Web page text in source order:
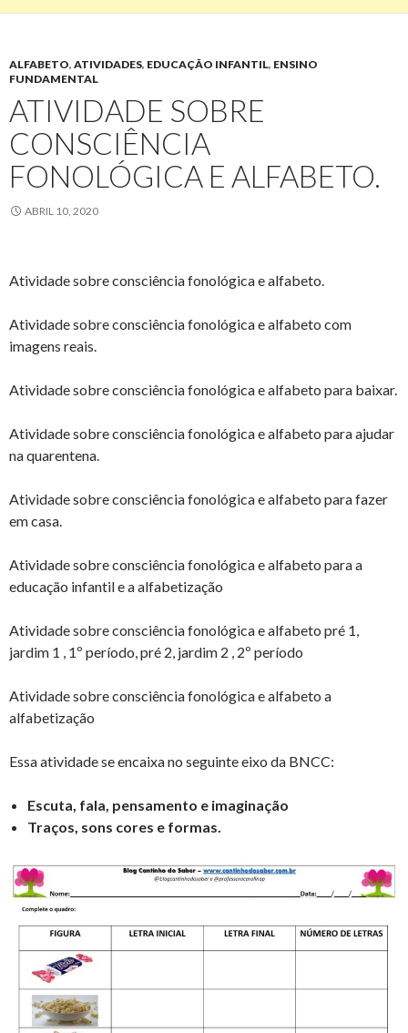
ALFABETO, ATIVIDADES, EDUCAÇÃO INFANTIL, ENSINO
FUNDAMENTAL
ATIVIDADE SOBRE
CONSCIÊNCIA
FONOLÓGICA E ALFABETO.
ABRIL 10, 2020
Atividade sobre consciência fonológica e alfabeto.
Atividade sobre consciência fonológica e alfabeto com
imagens reais.
Atividade sobre consciência fonológica e alfabeto para baixar.
Atividade sobre consciência fonológica e alfabeto para ajudar
na quarentena.
Atividade sobre consciência fonológica e alfabeto para fazer
em casa.
Atividade sobre consciência fonológica e alfabeto para a
educação infantil e a alfabetização
Atividade sobre consciência fonológica e alfabeto pré 1,
jardim 1 , 1º período, pré 2, jardim 2 , 2º período
Atividade sobre consciência fonológica e alfabeto a
alfabetização
Essa atividade se encaixa no seguinte eixo da BNCC:
Escuta, fala, pensamento e imaginação
Traços, sons cores e formas.